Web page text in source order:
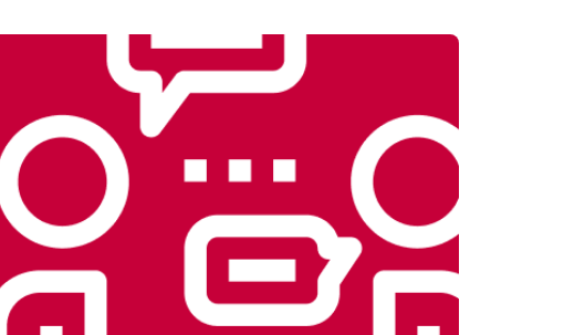
от 5800 ₽ Заказать
от 4500 ₽ Заказать
Заказать